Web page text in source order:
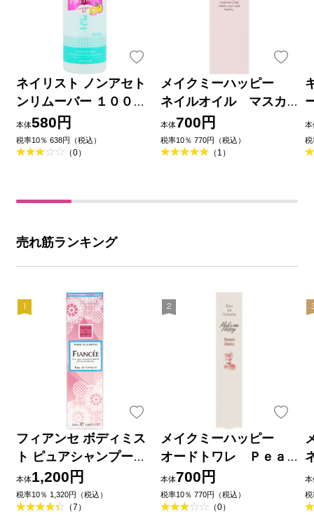
ネイリスト ノンアセト
ンリムーバー １００ｍ
ｌ コージー本舗
本体580円
税率10％ 638円（税込）
（0）
メイクミーハッピー
ネイルオイル マスカ
ット ダージリン ＿ 井
田ラボラトリーズ
本体700円
税率10％ 770円（税込）
（1）
本
税
売れ筋ランキング
フィアンセ ボディミス
ト ピュアシャンプーの
香り ５０ｍｌ 井田ラボ
ラトリーズ
本体1,200円
税率10％ 1,320円（税込）
（7）
メイクミーハッピー
オードトワレ Ｐｅａ
ｃｈ Ｂｌａｎｃ ＿ 井
田ラボラトリーズ
本体700円
税率10％ 770円（税込）
（0）
本
税